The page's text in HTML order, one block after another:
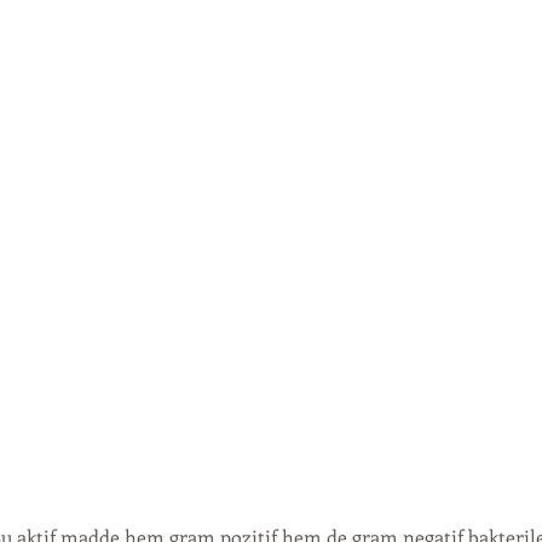
aktif madde hem gram pozitif hem de gram negatif